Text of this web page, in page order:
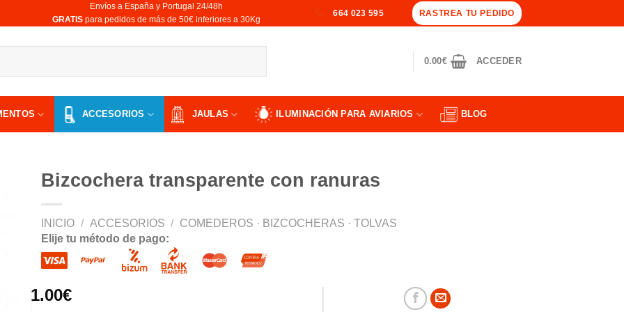
Envíos a España y Portugal 24/48h
​GRATISpara pedidos de más de 50€ inferiores a 30Kg
664 023 595 RASTREA TU PEDIDO
0.00€ ACCEDER
ACCESORIOS JAULAS ILUMINACIÓN PARA AVIARIOS BLOG
Bizcochera transparente con ranuras
INICIO / ACCESORIOS / COMEDEROS · BIZCOCHERAS · TOLVAS
Elije tu método de pago:
1.00€